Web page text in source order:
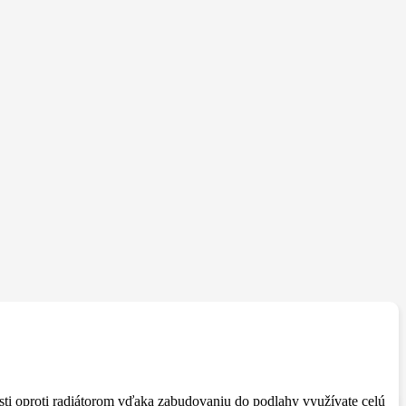
oproti radiátorom vďaka zabudovaniu do podlahy využívate celú